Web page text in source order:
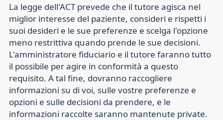
La legge dell'ACT prevede che il tutore agisca nel
miglior interesse del paziente, consideri e rispetti i
suoi desideri e le sue preferenze e scelga l'opzione
meno restrittiva quando prende le sue decisioni.
L'amministratore fiduciario e il tutore faranno tutto
il possibile per agire in conformità a questo
requisito. A tal fine, dovranno raccogliere
informazioni su di voi, sulle vostre preferenze e
opzioni e sulle decisioni da prendere, e le
informazioni raccolte saranno mantenute private.